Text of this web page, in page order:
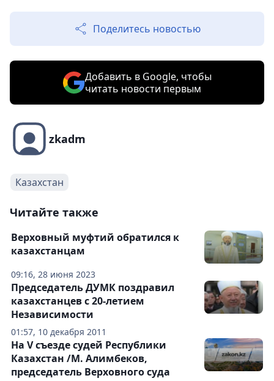
Поделитесь новостью
Добавить в Google, чтобы
читать новости первым
zkadm
Казахстан
Читайте также
09:16, 28 июня 2023
Верховный муфтий обратился к
казахстанцам
01:57, 10 декабря 2011
Председатель ДУМК поздравил
казахстанцев с 20-летием
Независимости
На V съезде судей Республики
Казахстан /М. Алимбеков,
председатель Верховного суда